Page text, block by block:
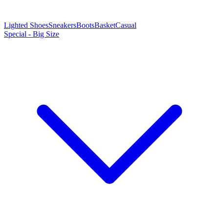
Lighted ShoesSneakersBootsBasketCasual
Special - Big Size